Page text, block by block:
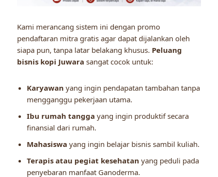
Kami merancang sistem ini dengan promo
pendaftaran mitra gratis agar dapat dijalankan oleh
siapa pun, tanpa latar belakang khusus. Peluang
bisnis kopi Juwara sangat cocok untuk:
Karyawan yang ingin pendapatan tambahan tanpa
mengganggu pekerjaan utama.
Ibu rumah tangga yang ingin produktif secara
finansial dari rumah.
Mahasiswa yang ingin belajar bisnis sambil kuliah.
Terapis atau pegiat kesehatan yang peduli pada
penyebaran manfaat Ganoderma.